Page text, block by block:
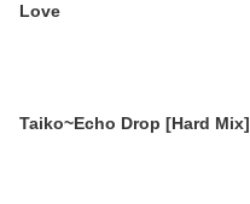
Love
Taiko~Echo Drop [Hard Mix]